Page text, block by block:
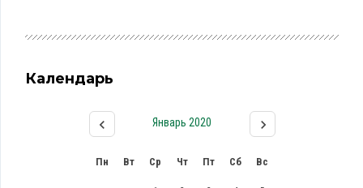
Календарь
Январь 2020
Пн Вт Ср Чт Пт Сб Вс